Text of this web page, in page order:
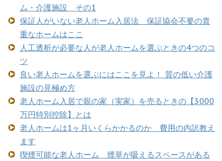
ム・介護施設 その1
保証人がいない老人ホーム入居法 保証協会不要の貴
重なホームはここ
人工透析が必要な人が老人ホームを選ぶときの4つのコ
ツ
良い老人ホームを選ぶにはここを見よ！ 質の低い介護
施設の見極め方
老人ホーム入居で親の家（実家）を売るときの【3000
万円特別控除】とは
老人ホームは1ヶ月いくらかかるのか 費用の内訳教え
ます
喫煙可能な老人ホーム 煙草が吸えるスペースがある